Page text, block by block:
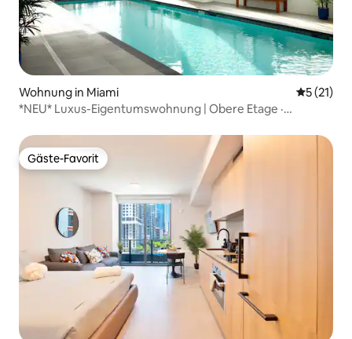
Wohnung in Miami
5 (21)
*NEU* Luxus-Eigentumswohnung | Obere Etage ·
Gäste-Favorit
Gäste-Favorit